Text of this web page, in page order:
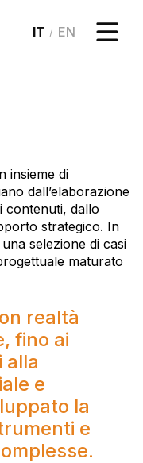
/
insieme di
dall’elaborazione
contenuti, dallo
strategico. In
selezione di casi
maturato
realtà
fino ai
alla
e
la
e